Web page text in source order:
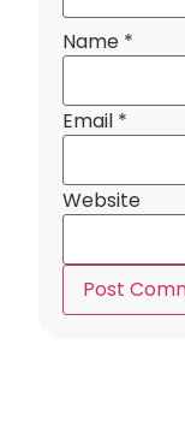
Name *
Email *
Website